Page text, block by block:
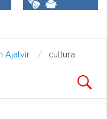
Ajalvir cultura